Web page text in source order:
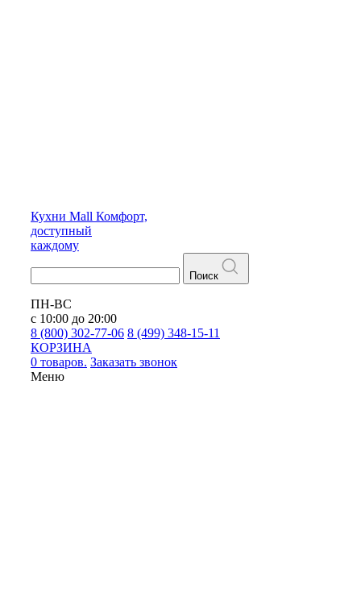
Кухни Mall Комфорт,
доступный
каждому
Поиск
ПН-ВС
с 10:00 до 20:00
8 (800) 302-77-06 8 (499) 348-15-11
КОРЗИНА
0 товаров. Заказать звонок
Меню